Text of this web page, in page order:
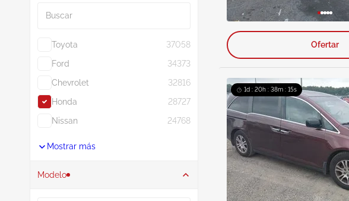
Toyota
37058
Ford
34373
Chevrolet
32816
Honda
28727
Nissan
24768
Mostrar más
Modelo
Ofertar
1d : 20h : 38m : 14s